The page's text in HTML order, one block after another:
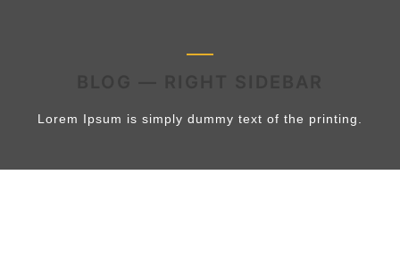
Lorem Ipsum is simply dummy text of the printing.